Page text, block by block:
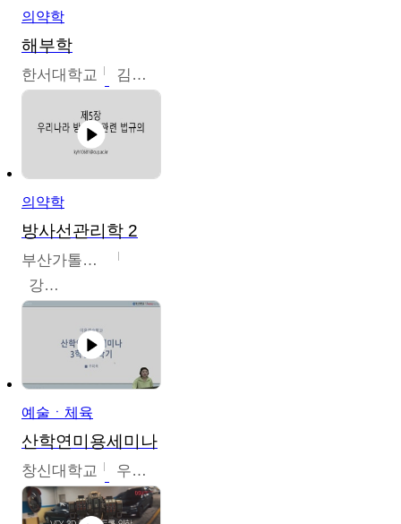
의약학
해부학
한서대학교 김기복
의약학
방사선관리학 2
부산가톨릭대학교
강연희
예술ㆍ체육
산학연미용세미나
창신대학교 우미옥,오윤경,박선이